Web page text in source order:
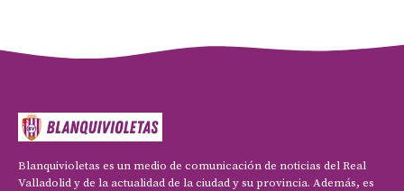
Blanquivioletas es un medio de comunicación de noticias del Real
Valladolid y de la actualidad de la ciudad y su provincia. Además, es